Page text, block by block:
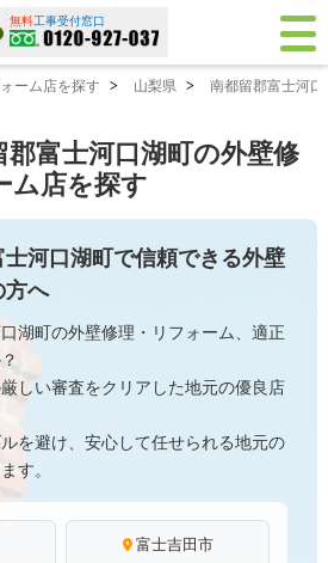
無料工事受付窓口
ーム店を探す > 山梨県 > 南都留郡富士河口
郡富士河口湖町の外壁修
ム店を探す
河口湖町で信頼できる外壁
方へ
湖町の外壁修理・リフォーム、適正
しい審査をクリアした地元の優良店
を避け、安心して任せられる地元の
す。
富士吉田市